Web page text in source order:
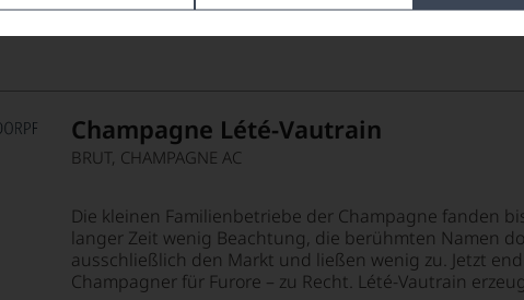
Champagne Lété-Vautrain
BRUT, CHAMPAGNE AC
Die kleinen Familienbetriebe der Champagne fanden
langer Zeit wenig Beachtung, die berühmten Namen
ausschließlich den Markt und ließen wenig zu. Jetzt
Champagner für Furore – zu Recht. Lété-Vautrain